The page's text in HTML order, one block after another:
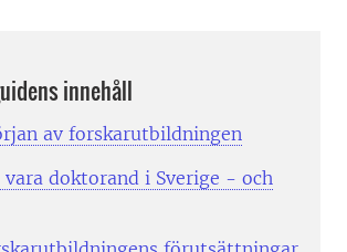
innehåll
av forskarutbildningen
doktorand i Sverige - och